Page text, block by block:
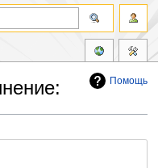
Помощь